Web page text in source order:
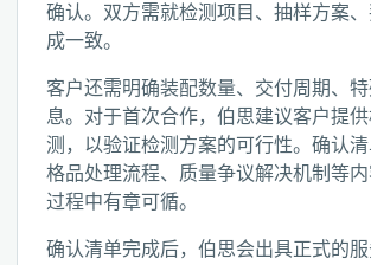
确认。双方需就检测项目、抽样方案
成一致。
客户还需明确装配数量、交付周期、
息。对于首次合作，伯思建议客户提
测，以验证检测方案的可行性。确认
格品处理流程、质量争议解决机制等
过程中有章可循。
确认清单完成后，伯思会出具正式的